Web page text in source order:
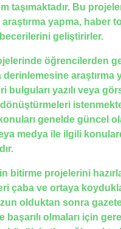
taşımaktadır. Bu
yapma, haber
geliştirirler.
öğrencilerden
araştırma
bulguları yazılı veya
dönüştürmeleri
genelde güncel
medya ile ilgili
bitirme projelerini
çaba ve ortaya
olduktan sonra
başarılı olmaları için